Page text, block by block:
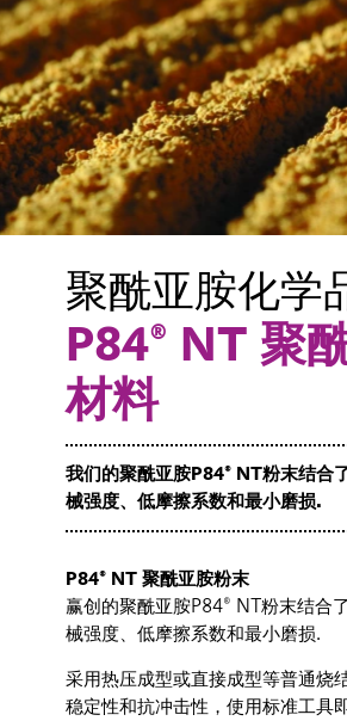
聚酰亚胺化学
P84® NT 聚
材料
我们的聚酰亚胺P84® NT粉末结合
械强度、低摩擦系数和最小磨损.
P84® NT 聚酰亚胺粉末
赢创的聚酰亚胺P84® NT粉末结合
械强度、低摩擦系数和最小磨损.
采用热压成型或直接成型等普通烧
稳定性和抗冲击性，使用标准工具